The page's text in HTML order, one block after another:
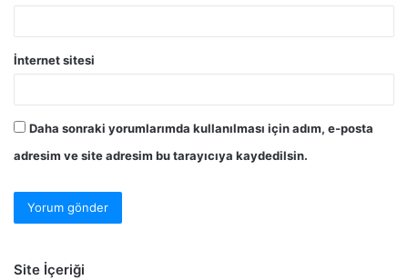
İnternet sitesi
Daha sonraki yorumlarımda kullanılması için adım, e-posta
adresim ve site adresim bu tarayıcıya kaydedilsin.
Site İçeriği